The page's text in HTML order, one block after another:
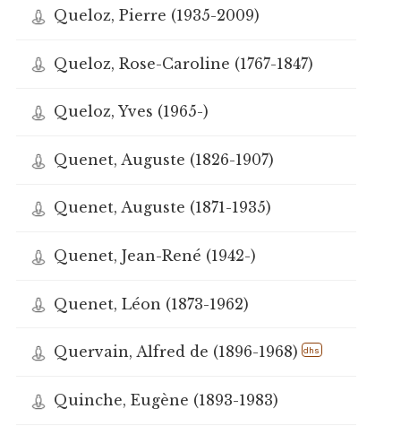
Queloz, Pierre (1935-2009)
Queloz, Rose-Caroline (1767-1847)
Queloz, Yves (1965-)
Quenet, Auguste (1826-1907)
Quenet, Auguste (1871-1935)
Quenet, Jean-René (1942-)
Quenet, Léon (1873-1962)
Quervain, Alfred de (1896-1968) dhs
Quinche, Eugène (1893-1983)